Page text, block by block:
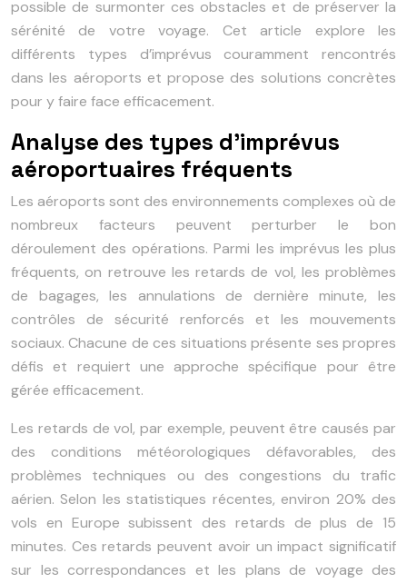
possible de surmonter ces obstacles et de préserver la
sérénité de votre voyage. Cet article explore les
différents types d’imprévus couramment rencontrés
dans les aéroports et propose des solutions concrètes
pour y faire face efficacement.
Analyse des types d’imprévus
aéroportuaires fréquents
Les aéroports sont des environnements complexes où de
nombreux facteurs peuvent perturber le bon
déroulement des opérations. Parmi les imprévus les plus
fréquents, on retrouve les retards de vol, les problèmes
de bagages, les annulations de dernière minute, les
contrôles de sécurité renforcés et les mouvements
sociaux. Chacune de ces situations présente ses propres
défis et requiert une approche spécifique pour être
gérée efficacement.
Les retards de vol, par exemple, peuvent être causés par
des conditions météorologiques défavorables, des
problèmes techniques ou des congestions du trafic
aérien. Selon les statistiques récentes, environ 20% des
vols en Europe subissent des retards de plus de 15
minutes. Ces retards peuvent avoir un impact significatif
sur les correspondances et les plans de voyage des